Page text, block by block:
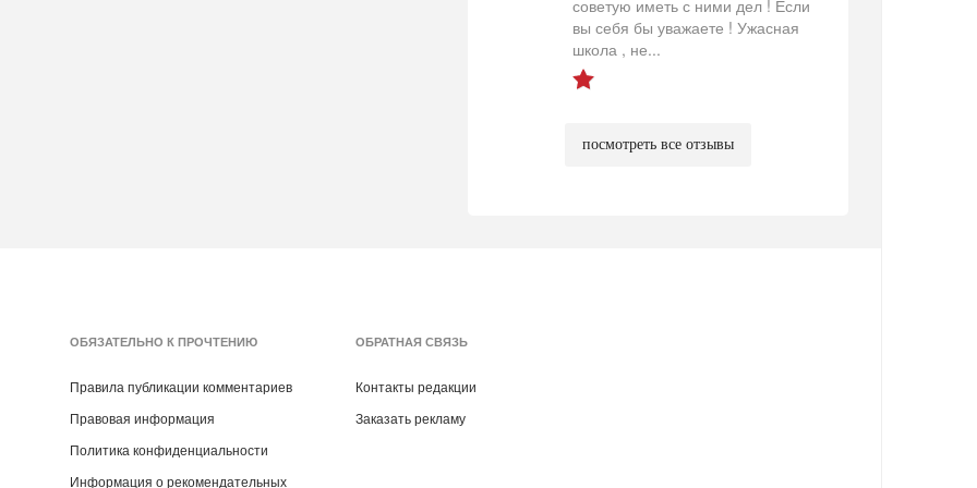
советую иметь с ними дел ! Если
вы себя бы уважаете ! Ужасная
школа , не...
посмотреть все отзывы
ОБЯЗАТЕЛЬНО К ПРОЧТЕНИЮ
Правила публикации комментариев
Правовая информация
Политика конфиденциальности
Информация о рекомендательных
ОБРАТНАЯ СВЯЗЬ
Контакты редакции
Заказать рекламу